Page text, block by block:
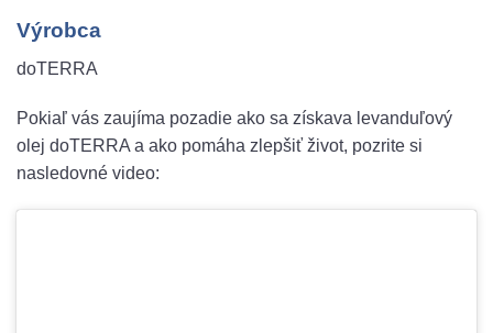
Výrobca
doTERRA
Pokiaľ vás zaujíma pozadie ako sa získava levanduľový
olej doTERRA a ako pomáha zlepšiť život, pozrite si
nasledovné video: